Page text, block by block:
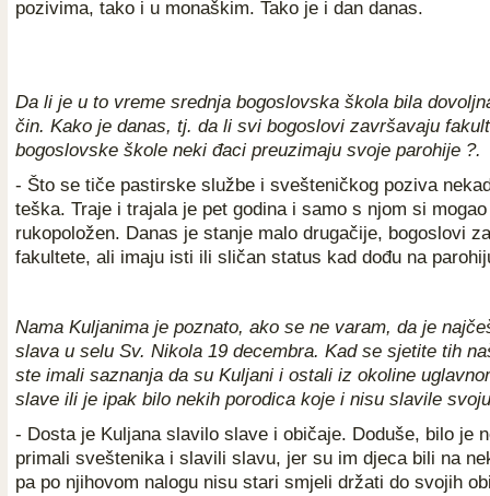
pozivima, tako i u monaškim. Tako je i dan danas.
Da li je u to vreme srednja bogoslovska škola bila
čin. Kako je danas, tj. da li svi bogoslovi završavaju
bogoslovske škole neki đaci preuzimaju svoje parohije ?.
- Što se tiče pastirske službe i svešteničkog poziva
teška. Traje i trajala je pet godina i samo s njom si
rukopoložen. Danas je stanje malo drugačije, bogoslovi
fakultete, ali imaju isti ili sličan status kad dođu na
Nama Kuljanima je poznato, ako se ne varam, da je
slava u selu Sv. Nikola 19 decembra. Kad se sjetite tih
ste imali saznanja da su Kuljani i ostali iz okoline
slave ili je ipak bilo nekih porodica koje i nisu slavile
- Dosta je Kuljana slavilo slave i običaje. Doduše, bilo je
primali sveštenika i slavili slavu, jer su im djeca bili na
pa po njihovom nalogu nisu stari smjeli držati do svojih